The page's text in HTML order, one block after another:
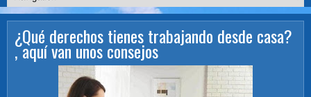
¿Qué derechos tienes trabajando desde casa?
, aquí van unos consejos